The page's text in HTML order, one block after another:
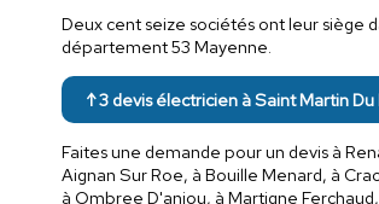
Deux cent seize sociétés ont leur siège
département 53 Mayenne.
↑ 3 devis électricien à Saint Martin
Faites une demande pour un devis à
Aignan Sur Roe, à Bouille Menard, à
à Ombree D'anjou, à Martigne